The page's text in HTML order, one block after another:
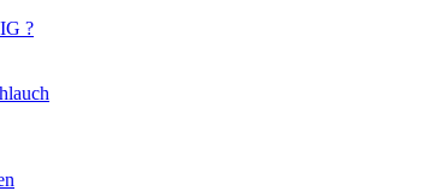
?